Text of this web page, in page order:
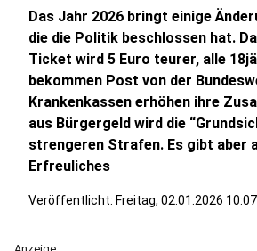
Das Jahr 2026 bringt einige
die die Politik beschlossen hat.
Ticket wird 5 Euro teurer, alle
bekommen Post von der
Krankenkassen erhöhen ihre
aus Bürgergeld wird die
strengeren Strafen. Es gibt aber
Erfreuliches
Veröffentlicht: Freitag, 02.01.2026 10:07